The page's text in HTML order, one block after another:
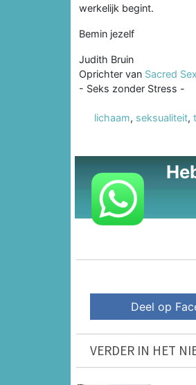
werkelijk begint.
Bemin jezelf
Judith Bruin
Oprichter van Sacred
- Seks zonder Stress -
lichaam, seksualiteit,
Deel op
VERDER IN HET